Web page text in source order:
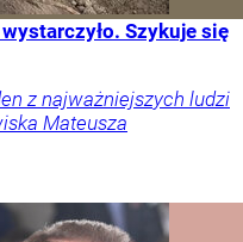
Szykuje się
z najważniejszych ludzi
Mateusza